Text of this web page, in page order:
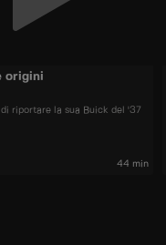
origini
di riportare la sua Buick del '37
44 min